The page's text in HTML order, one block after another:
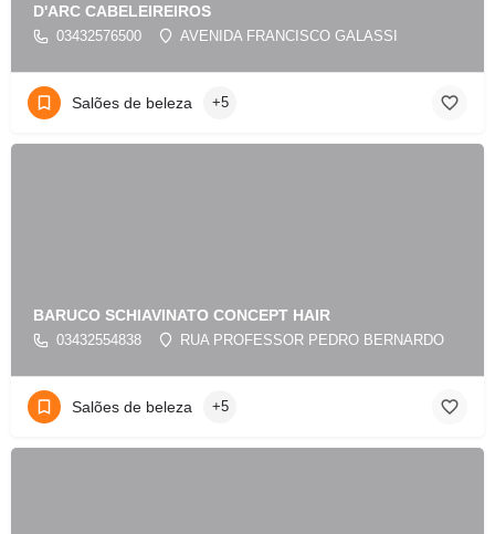
D'ARC CABELEIREIROS
03432576500 AVENIDA FRANCISCO GALASSI
Salões de beleza +5
BARUCO SCHIAVINATO CONCEPT HAIR
03432554838 RUA PROFESSOR PEDRO BERNARDO
Salões de beleza +5